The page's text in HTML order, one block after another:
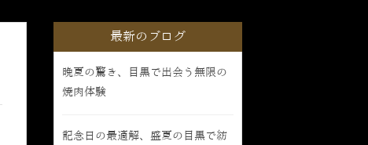
最新のブログ
晩夏の驚き、目黒で出会う無限の
焼肉体験
記念日の最適解、盛夏の目黒で紡